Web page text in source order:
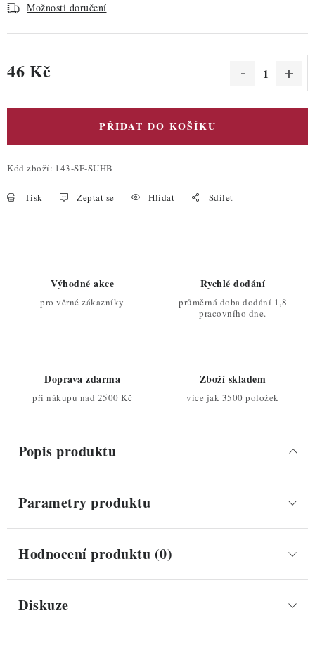
Možnosti doručení
46 Kč
PŘIDAT DO KOŠÍKU
Kód zboží: 143-SF-SUHB
Tisk Zeptat se Hlídat Sdílet
Výhodné akce
pro věrné zákazníky
Rychlé dodání
průměrná doba dodání 1,8
pracovního dne.
Doprava zdarma
při nákupu nad 2500 Kč
Zboží skladem
více jak 3500 položek
Popis produktu
Parametry produktu
Hodnocení produktu (0)
Diskuze